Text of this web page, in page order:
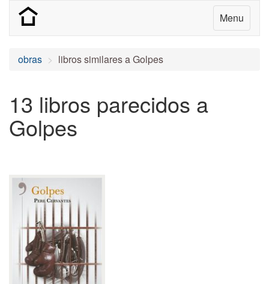
Menu
obras libros similares a Golpes
13 libros parecidos a
Golpes